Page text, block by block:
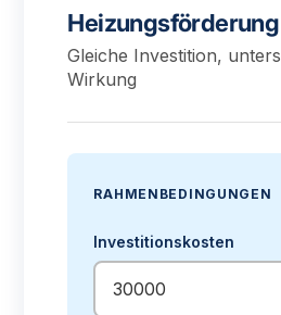
Gleiche Investition,
Wirkung
RAHMENBEDINGUNGEN
Investitionskosten